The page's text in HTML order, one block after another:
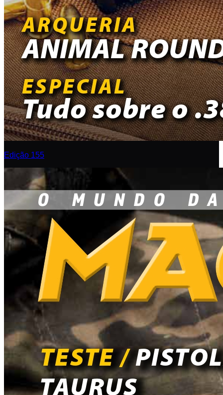
Edição 155